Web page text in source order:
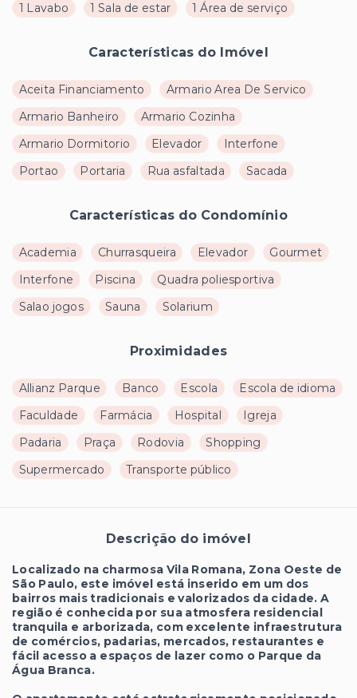
1 Lavabo
1 Sala de estar 1 Área de serviço
Características do Imóvel
Aceita Financiamento
Armario Area De Servico
Armario Banheiro
Armario Cozinha
Armario Dormitorio
Elevador
Interfone
Portao
Portaria Rua asfaltada Sacada
Características do Condomínio
Academia Churrasqueira Elevador
Gourmet
Interfone
Piscina
Quadra poliesportiva
Salao jogos
Sauna Solarium
Proximidades
Allianz Parque Banco Escola
Escola de idioma
Faculdade
Farmácia Hospital
Igreja
Padaria
Praça Rodovia
Shopping
Supermercado
Transporte público
Descrição do imóvel
Localizado na charmosa Vila Romana, Zona Oeste de
São Paulo, este imóvel está inserido em um dos
bairros mais tradicionais e valorizados da cidade. A
região é conhecida por sua atmosfera residencial
tranquila e arborizada, com excelente infraestrutura
de comércios, padarias, mercados, restaurantes e
fácil acesso a espaços de lazer como o Parque da
Água Branca.